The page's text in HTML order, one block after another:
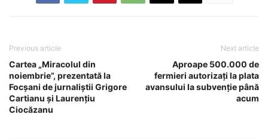
Previous article
Cartea „Miracolul din
noiembrie”, prezentată la
Focșani de jurnaliștii Grigore
Cartianu și Laurențiu
Ciocăzanu
Next article
Aproape 500.000 de
fermieri autorizați la plata
avansului la subvenție până
acum